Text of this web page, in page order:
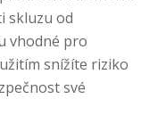
skluzu od
vhodné pro
snížíte riziko
své